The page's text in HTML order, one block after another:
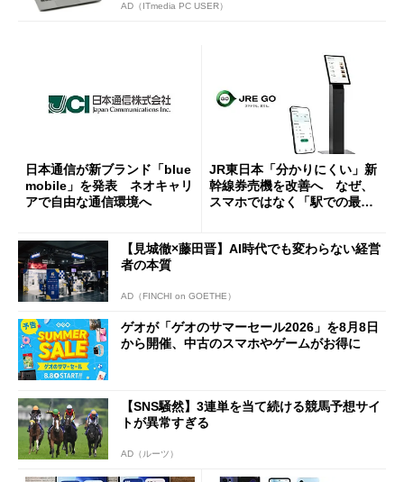
AD（ITmedia PC USER）
日本通信が新ブランド「blue
mobile」を発表 ネオキャリ
アで自由な通信環境へ
JR東日本「分かりにくい」新
幹線券売機を改善へ なぜ、
スマホではなく「駅での最短
【見城徹×藤田晋】AI時代でも変わらない経営
者の本質
AD（FINCHI on GOETHE）
ゲオが「ゲオのサマーセール2026」を8月8日
から開催、中古のスマホやゲームがお得に
【SNS騒然】3連単を当て続ける競馬予想サイ
トが異常すぎる
AD（ルーツ）